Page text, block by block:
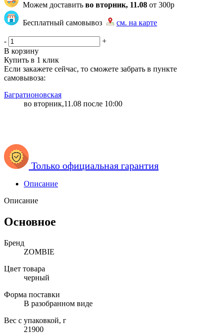
Можем доставить во вторник, 11.08 от 300р
Бесплатный самовывоз
см. на карте
-
+
В корзину
Купить в 1 клик
Если закажете сейчас, то сможете забрать в пункте
самовывоза:
Багратионовская
во вторник,11.08 после 10:00
Только официальная гарантия
Описание
Описание
Основное
Бренд
ZOMBIE
Цвет товара
черный
Форма поставки
В разобранном виде
Вес с упаковкой, г
21900